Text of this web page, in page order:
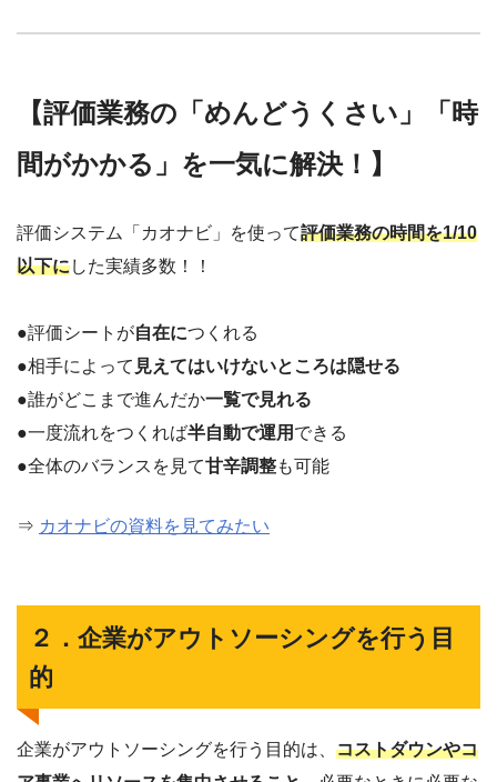
【評価業務の「めんどうくさい」「時
間がかかる」を一気に解決！】
評価システム「カオナビ」を使って評価業務の時間を1/10
以下にした実績多数！！
●評価シートが自在につくれる
●相手によって 見えてはいけないところは隠せる
●誰がどこまで進んだか一覧で見れる
●一度流れをつくれば半自動で運用 できる
●全体のバランスを見て甘辛調整も可能
⇒ カオナビの資料を見てみたい
２．企業がアウトソーシングを行う目
的
企業がアウトソーシングを行う目的は、 コストダウンやコ